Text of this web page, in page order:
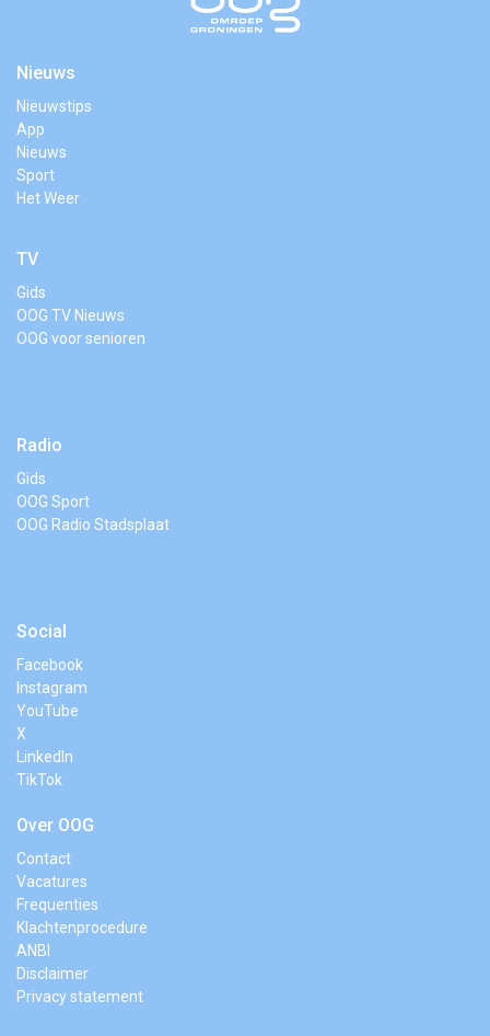
Nieuws
Nieuwstips
App
Nieuws
Sport
Het Weer
TV
Gids
OOG TV Nieuws
OOG voor senioren
Radio
Gids
OOG Sport
OOG Radio Stadsplaat
Social
Facebook
Instagram
YouTube
X
LinkedIn
TikTok
Over OOG
Contact
Vacatures
Frequenties
Klachtenprocedure
ANBI
Disclaimer
Privacy statement